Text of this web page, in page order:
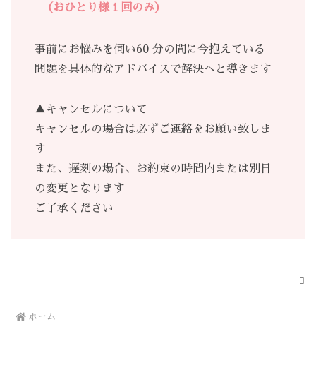
（おひとり様１回のみ）
事前にお悩みを伺い60 分の間に今抱えている
問題を具体的なアドバイスで解決へと導きます
▲キャンセルについて
キャンセルの場合は必ずご連絡をお願い致しま
す
また、遅刻の場合、お約束の時間内または別日
の変更となります
ご了承ください
ホーム